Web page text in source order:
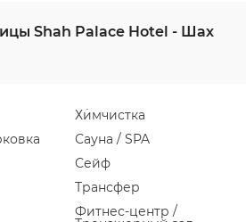
Shah Palace Hotel - Шах
Химчистка
Сауна / SPA
Сейф
Трансфер
Фитнес-центр /